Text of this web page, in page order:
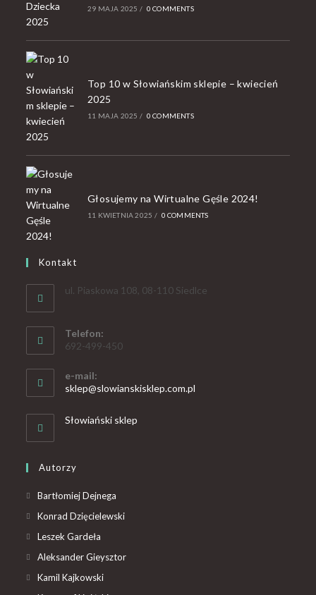
29 MAJA 2025 / 0 COMMENTS
Top 10 w Słowiańskim sklepie – kwiecień
2025
11 MAJA 2025 / 0 COMMENTS
Głosujemy na Wirtualne Gęśle 2024!
11 KWIETNIA 2025 / 0 COMMENTS
Kontakt
ul. Piaskowa 108, 08-110 Siedlce
Telefon:
692-499-450
e-mail:
sklep@slowianskisklep.com.pl
Słowiański sklep
Autorzy
Bartłomiej Dejnega
Konrad Dzięcielewski
Leszek Gardeła
Aleksander Gieysztor
Kamil Kajkowski